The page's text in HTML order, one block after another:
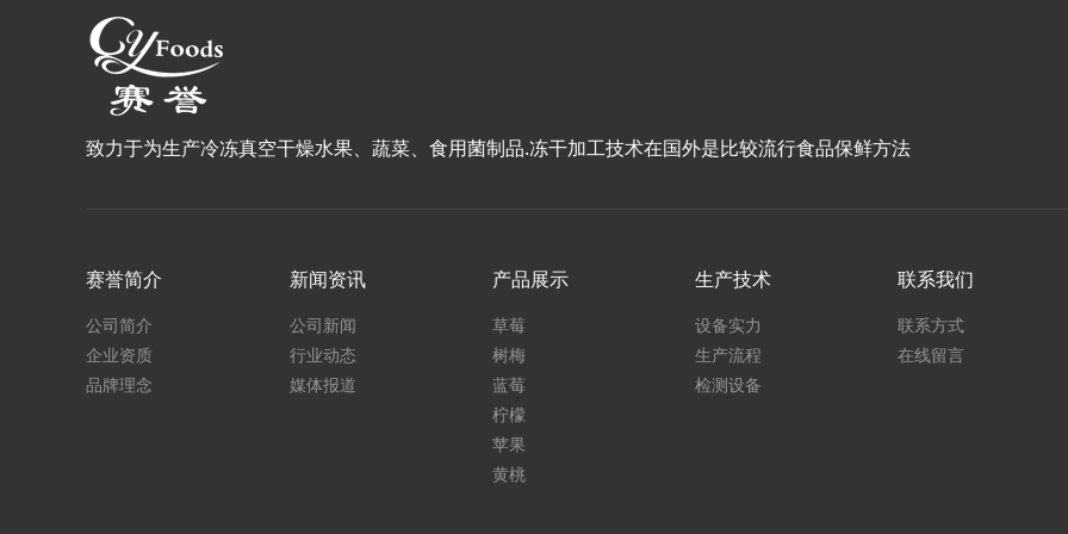
致力于为生产冷冻真空干燥水果、蔬菜、食用菌制品.冻干加工技术在国外是比较流行食品保鲜方法
赛誉简介
公司简介
企业资质
品牌理念
新闻资讯
公司新闻
行业动态
媒体报道
产品展示
草莓
树梅
蓝莓
柠檬
苹果
黄桃
生产技术
设备实力
生产流程
检测设备
联系我们
联系方式
在线留言